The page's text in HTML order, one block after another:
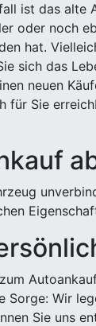
ist das
oder noch
hat.
sich das
neuen
für Sie
Sorge: Wir
Sie uns